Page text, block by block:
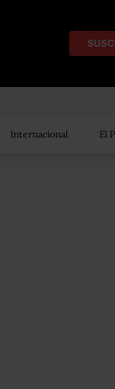
Internacional El